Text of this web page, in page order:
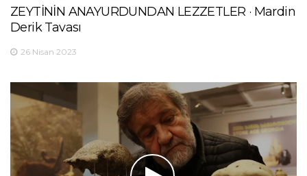
ZEYTİNİN ANAYURDUNDAN LEZZETLER · Mardin
Derik Tavası
26 Nisan 2023